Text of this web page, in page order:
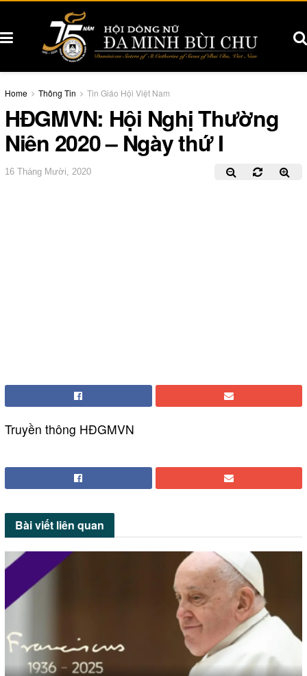
Home Thông Tin Tin Giáo Hội Việt Nam
HĐGMVN: Hội Nghị Thường
Niên 2020 – Ngày thứ I
16 Tháng Mười, 2020
Truyền thông HĐGMVN
Bài viết liên quan